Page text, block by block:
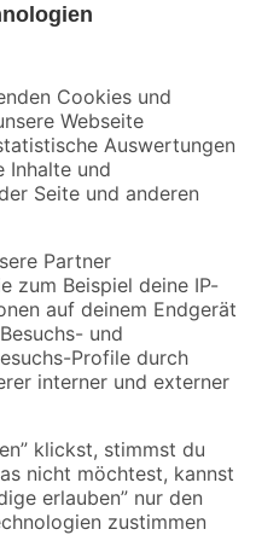
Aktionen mehr verpassen!